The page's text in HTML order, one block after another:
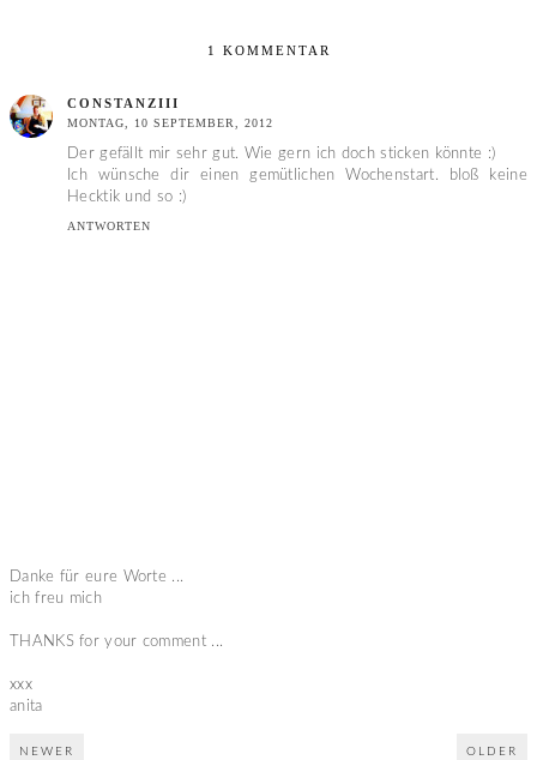
1 KOMMENTAR
CONSTANZIII
MONTAG, 10 SEPTEMBER, 2012
Der gefällt mir sehr gut. Wie gern ich doch sticken könnte :)
Ich wünsche dir einen gemütlichen Wochenstart. bloß keine
Hecktik und so :)
ANTWORTEN
Danke für eure Worte ...
ich freu mich
THANKS for your comment ...
xxx
anita
NEWER OLDER